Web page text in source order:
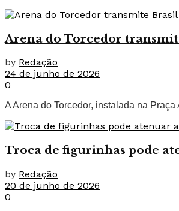
Arena do Torcedor
by Redação
24 de junho de 2026
0
A Arena do Torcedor, instalada na
Troca de figurinhas pode
by Redação
20 de junho de 2026
0